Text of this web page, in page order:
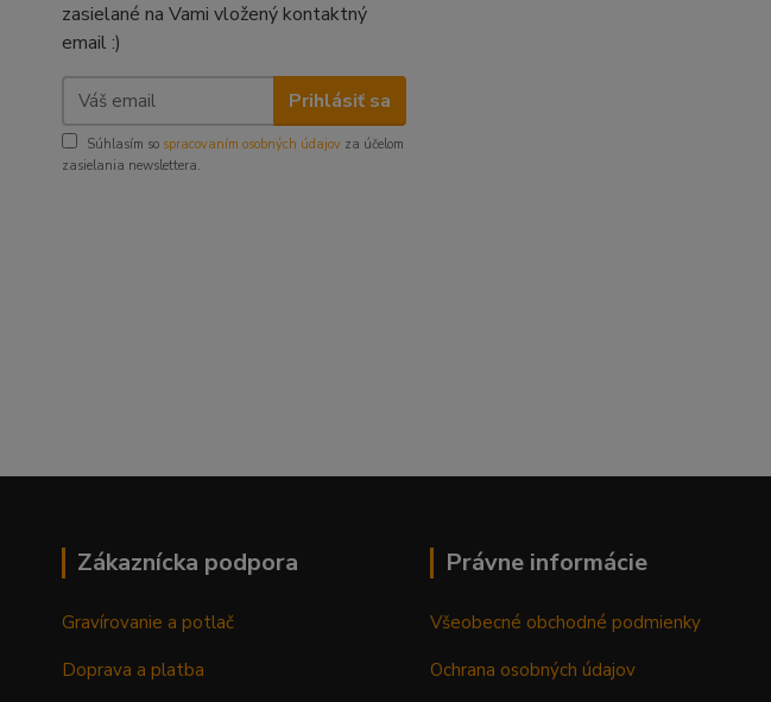
zasielané na Vami vložený kontaktný
email :)
Prihlásiť sa
Súhlasím so spracovaním osobných údajov za účelom
zasielania newslettera.
Zákaznícka podpora
Gravírovanie a potlač
Doprava a platba
Právne informácie
Všeobecné obchodné podmienky
Ochrana osobných údajov